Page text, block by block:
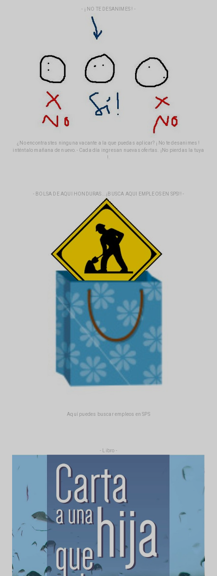
- ¡ NO TE DESANIMES ! -
¿No encontrastes ninguna vacante a la que puedas aplicar? ¡ No te desanimes !
inténtalo mañana de nuevo.- Cada día ingresan nuevas ofertas. ¡No pierdas la tuya
!.
- BOLSA DE AQUI HONDURAS...¡BUSCA AQUI EMPLEOS EN SPS!! -
Aquí puedes buscar empleos en SPS
- Libro -